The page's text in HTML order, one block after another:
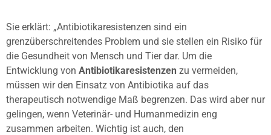
Sie erklärt: „Antibiotikaresistenzen sind ein
grenzüberschreitendes Problem und sie stellen ein Risiko für
die Gesundheit von Mensch und Tier dar. Um die
Entwicklung von Antibiotikaresistenzen zu vermeiden,
müssen wir den Einsatz von Antibiotika auf das
therapeutisch notwendige Maß begrenzen. Das wird aber nur
gelingen, wenn Veterinär- und Humanmedizin eng
zusammen arbeiten. Wichtig ist auch, den